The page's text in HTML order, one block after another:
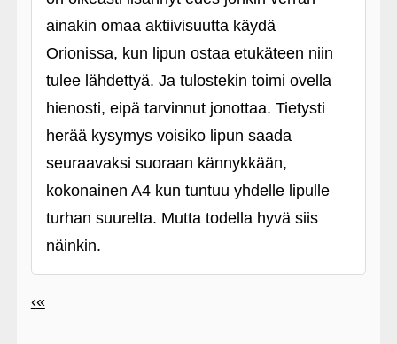
ainakin omaa aktiivisuutta käydä
Orionissa, kun lipun ostaa etukäteen niin
tulee lähdettyä. Ja tulostekin toimi ovella
hienosti, eipä tarvinnut jonottaa. Tietysti
herää kysymys voisiko lipun saada
seuraavaksi suoraan kännykkään,
kokonainen A4 kun tuntuu yhdelle lipulle
turhan suurelta. Mutta todella hyvä siis
näinkin.
‹«